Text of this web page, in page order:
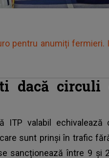
pentru anumiți
dacă
ITP valabil echivalează
sunt prinși în trafic
sancționează între 9 și